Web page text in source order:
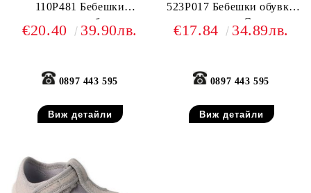
110P481 Бебешки
текстилни обувки,
Светлосини
€20.40 39.90лв.
0897 443 595
Виж детайли
523P017 Бебешки обувки
от текстил, С коли
€17.84 34.89лв.
0897 443 595
Виж детайли